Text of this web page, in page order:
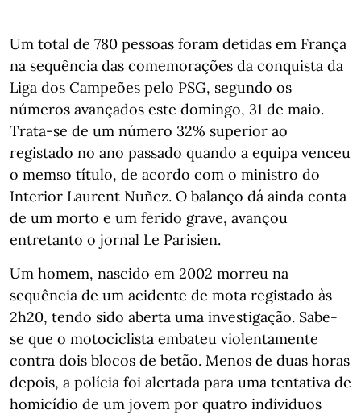
Um total de 780 pessoas foram detidas em França
na sequência das comemorações da conquista da
Liga dos Campeões pelo PSG, segundo os
números avançados este domingo, 31 de maio.
Trata-se de um número 32% superior ao
registado no ano passado quando a equipa venceu
o memso título, de acordo com o ministro do
Interior Laurent Nuñez. O balanço dá ainda conta
de um morto e um ferido grave, avançou
entretanto o jornal Le Parisien.
Um homem, nascido em 2002 morreu na
sequência de um acidente de mota registado às
2h20, tendo sido aberta uma investigação. Sabe-
se que o motociclista embateu violentamente
contra dois blocos de betão. Menos de duas horas
depois, a polícia foi alertada para uma tentativa de
homicídio de um jovem por quatro indíviduos